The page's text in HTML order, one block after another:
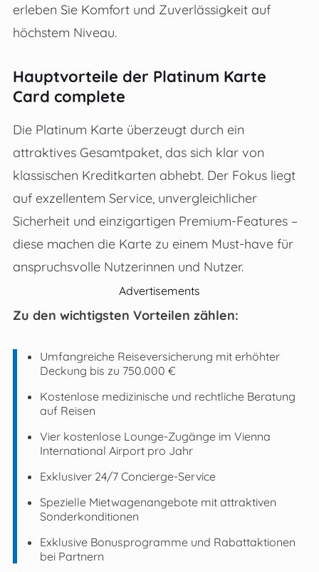
erleben Sie Komfort und Zuverlässigkeit auf
höchstem Niveau.
Hauptvorteile der Platinum Karte
Card complete
Die Platinum Karte überzeugt durch ein
attraktives Gesamtpaket, das sich klar von
klassischen Kreditkarten abhebt. Der Fokus liegt
auf exzellentem Service, unvergleichlicher
Sicherheit und einzigartigen Premium-Features –
diese machen die Karte zu einem Must-have für
anspruchsvolle Nutzerinnen und Nutzer.
Advertisements
Zu den wichtigsten Vorteilen zählen:
Umfangreiche Reiseversicherung mit erhöhter
Deckung bis zu 750.000 €
Kostenlose medizinische und rechtliche Beratung
auf Reisen
Vier kostenlose Lounge-Zugänge im Vienna
International Airport pro Jahr
Exklusiver 24/7 Concierge-Service
Spezielle Mietwagenangebote mit attraktiven
Sonderkonditionen
Exklusive Bonusprogramme und Rabattaktionen
bei Partnern